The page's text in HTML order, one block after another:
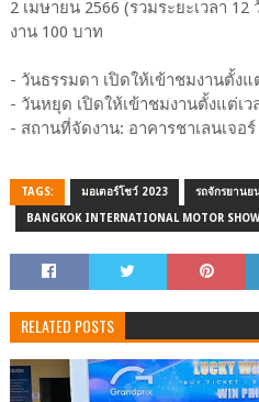
2 เมษายน 2566 (รวมระยะเวลา
งาน 100 บาท
- วันธรรมดา เปิดให้เข้าชมงานตั้งแ
- วันหยุด เปิดให้เข้าชมงานตั้งแต่เว
- สถานที่จัดงาน: อาคารชาเลนเจอ
TAGS: มอเตอร์โชว์ 2023 รถจักรยานย
BANGKOK INTERNATIONAL MOTOR
RELATED POSTS